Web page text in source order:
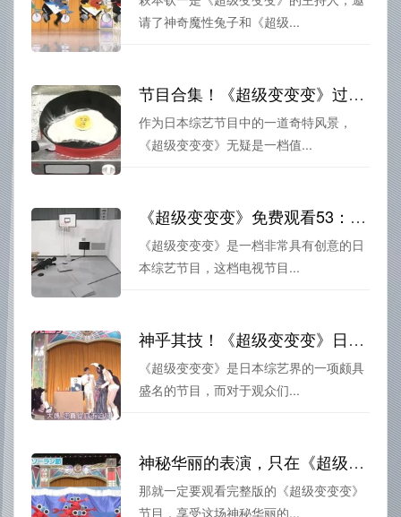
请了神奇魔性兔子和《超级...
节目合集！《超级变变变》过关斩将的经典精选盘点
作为日本综艺节目中的一道奇特风景，
《超级变变变》无疑是一档值...
《超级变变变》免费观看53：那些疯狂的变身表演
《超级变变变》是一档非常具有创意的日
本综艺节目，这档电视节目...
神乎其技！《超级变变变》日本综艺中文版神奇变身
《超级变变变》是日本综艺界的一项颇具
盛名的节目，而对于观众们...
神秘华丽的表演，只在《超级变变变》全集观看免费
那就一定要观看完整版的《超级变变变》
节目，享受这场神秘华丽的...